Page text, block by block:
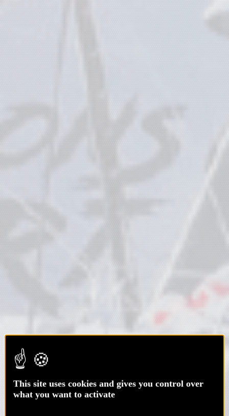
This site uses cookies and gives you control over
what you want to activate